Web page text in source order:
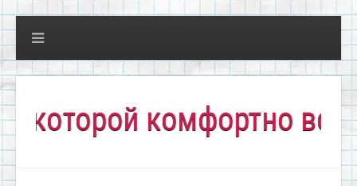
комфортно всем!"